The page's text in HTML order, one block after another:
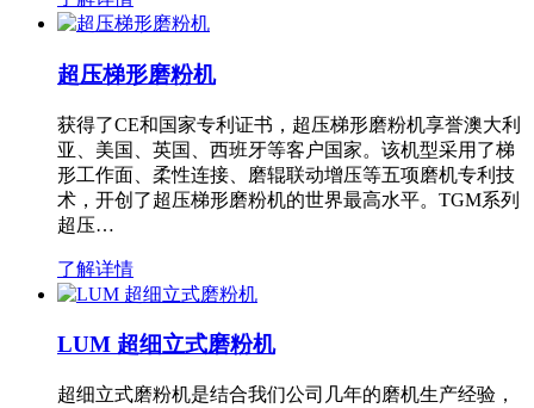
超压梯形磨粉机
获得了CE和国家专利证书，超压梯形磨粉机享誉澳大利
亚、美国、英国、西班牙等客户国家。该机型采用了梯
形工作面、柔性连接、磨辊联动增压等五项磨机专利技
术，开创了超压梯形磨粉机的世界最高水平。TGM系列
超压…
了解详情
LUM 超细立式磨粉机
超细立式磨粉机是结合我们公司几年的磨机生产经验，